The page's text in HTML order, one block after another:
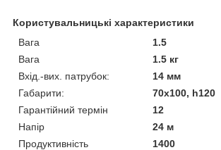
Користувальницькі характеристики
Вага
1.5
Вага
1.5 кг
Вхід.-вих. патрубок:
14 мм
Габарити:
70х100, h120
Гарантійний термін
12
Напір
24 м
Продуктивність
1400